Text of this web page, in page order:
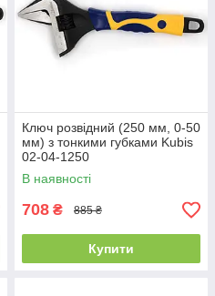
Ключ розвідний (250 мм, 0-50
мм) з тонкими губками Kubis
02-04-1250
В наявності
708 ₴ 885 ₴
Купити